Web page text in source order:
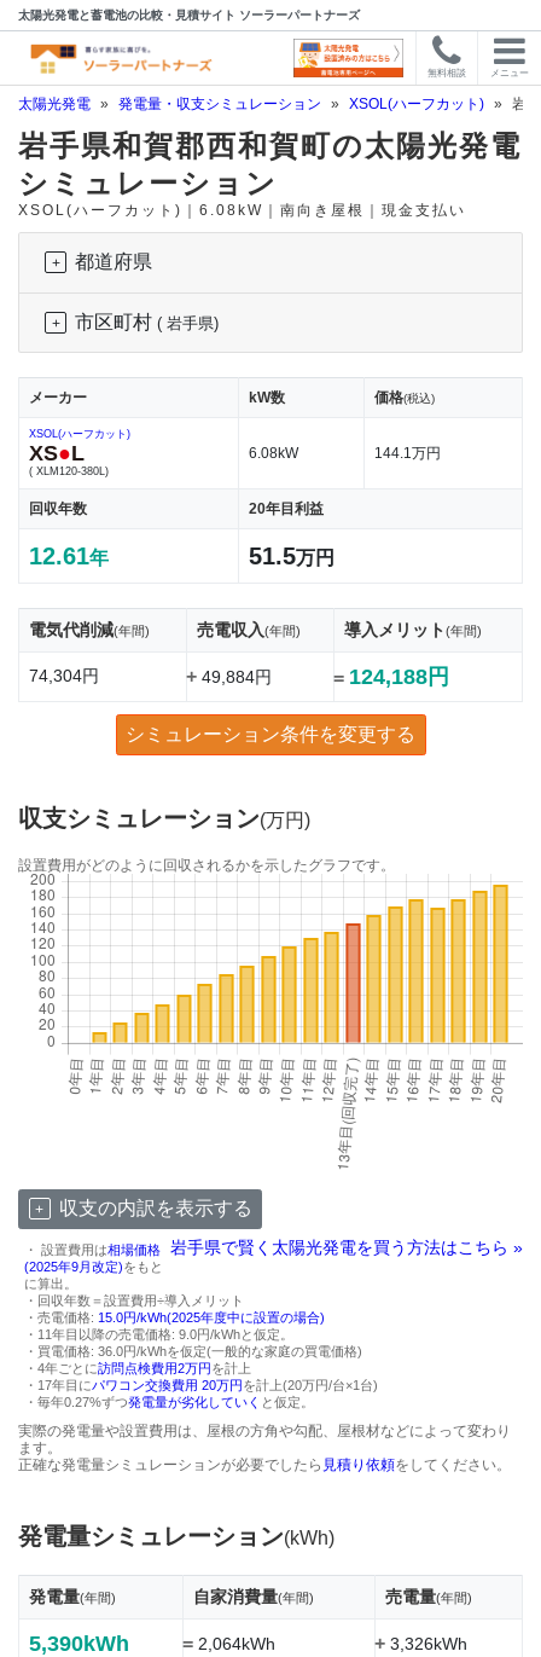
太陽光発電と蓄電池の比較・見積サイト ソーラーパートナーズ
無料相談 メニュー
太陽光発電 » 発電量・収支シミュレーション » XSOL(ハーフカット) » 岩
岩手県和賀郡西和賀町の太陽光発電
シミュレーション
XSOL(ハーフカット)｜6.08kW｜南向き屋根｜現金支払い
都道府県
市区町村 ( 岩手県)
メーカー kW数 価格(税込)
XSOL(ハーフカット)
XS●L
( XLM120-380L)
6.08kW 144.1万円
回収年数 20年目利益
12.61年 51.5万円
電気代削減(年間) 売電収入(年間) 導入メリット(年間)
74,304円 +49,884円 = 124,188円
シミュレーション条件を変更する
収支シミュレーション(万円)
設置費用がどのように回収されるかを示したグラフです。
収支の内訳を表示する
岩手県で賢く太陽光発電を買う方法はこちら »
・ 設置費用は相場価格
(2025年9月改定)をもと
に算出。
・回収年数＝設置費用÷導入メリット
・売電価格: 15.0円/kWh(2025年度中に設置の場合)
・11年目以降の売電価格: 9.0円/kWhと仮定。
・買電価格: 36.0円/kWhを仮定(一般的な家庭の買電価格)
・4年ごとに訪問点検費用2万円を計上
・17年目にパワコン交換費用 20万円を計上(20万円/台×1台)
・毎年0.27%ずつ発電量が劣化していく と仮定。
実際の発電量や設置費用は、屋根の方角や勾配、屋根材などによって変わり
ます。
正確な発電量シミュレーションが必要でしたら 見積り依頼をしてください。
発電量シミュレーション(kWh)
発電量(年間) 自家消費量(年間) 売電量(年間)
5,390kWh =2,064kWh +3,326kWh